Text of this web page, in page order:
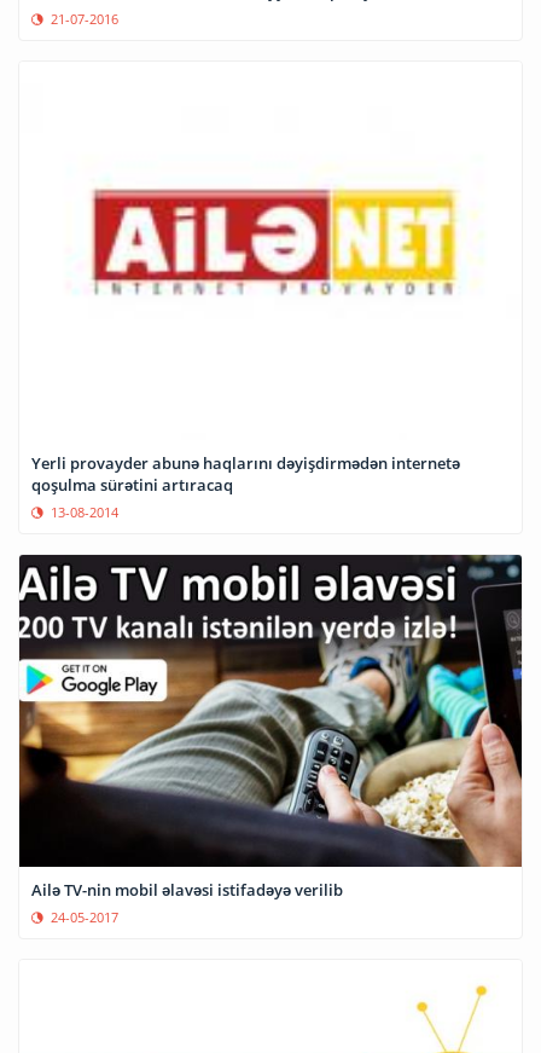
21-07-2016
Yerli provayder abunə haqlarını dəyişdirmədən internetə
qoşulma sürətini artıracaq
13-08-2014
Ailə TV-nin mobil əlavəsi istifadəyə verilib
24-05-2017